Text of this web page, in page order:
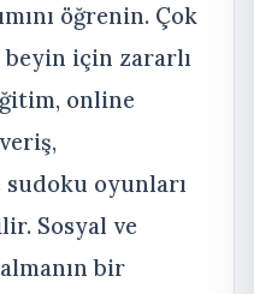
öğrenin. Çok
için zararlı
online
oyunları
Sosyal ve
bir